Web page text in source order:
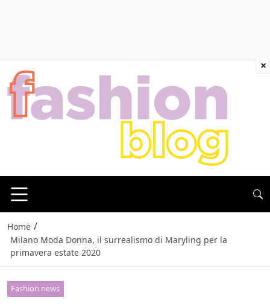
Home /
Milano Moda Donna, il surrealismo di Maryling per la
primavera estate 2020
Fashion news
×